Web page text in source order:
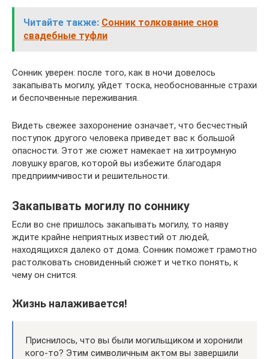
Читайте также: Сонник толкование снов
свадебные туфли
Сонник уверен: после того, как в ночи довелось
закапывать могилу, уйдет тоска, необоснованные страхи
и беспочвенные переживания.
Видеть свежее захоронение означает, что бесчестный
поступок другого человека приведет вас к большой
опасности. Этот же сюжет намекает на хитроумную
ловушку врагов, которой вы избежите благодаря
предприимчивости и решительности.
Закапывать могилу по соннику
Если во сне пришлось закапывать могилу, то наяву
ждите крайне неприятных известий от людей,
находящихся далеко от дома. Сонник поможет грамотно
растолковать сновиденный сюжет и четко понять, к
чему он снится.
Жизнь налаживается!
Приснилось, что вы были могильщиком и хоронили
кого-то? Этим символичным актом вы завершили